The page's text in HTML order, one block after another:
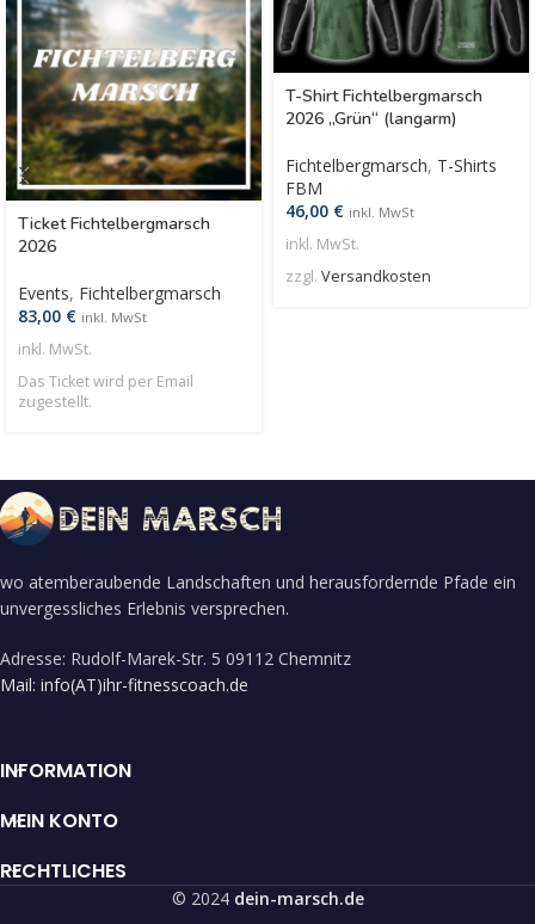
Ticket Fichtelbergmarsch
2026
Events, Fichtelbergmarsch
83,00 € inkl. MwSt
inkl. MwSt.
Das Ticket wird per Email
zugestellt.
T-Shirt Fichtelbergmarsch
2026 „Grün“ (langarm)
Fichtelbergmarsch, T-Shirts
FBM
46,00 € inkl. MwSt
inkl. MwSt.
zzgl. Versandkosten
wo atemberaubende Landschaften und herausfordernde Pfade ein
unvergessliches Erlebnis versprechen.
Adresse: Rudolf-Marek-Str. 5 09112 Chemnitz
Mail: info(AT)ihr-fitnesscoach.de
INFORMATION
MEIN KONTO
RECHTLICHES
© 2024 dein-marsch.de